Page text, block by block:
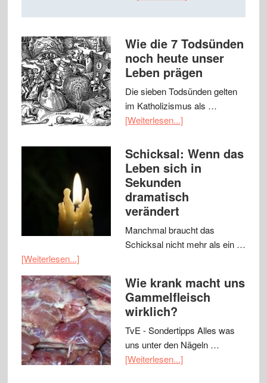
Wie die 7 Todsünden
noch heute unser
Leben prägen
Die sieben Todsünden gelten
im Katholizismus als …
[Weiterlesen...]
Schicksal: Wenn das
Leben sich in
Sekunden
dramatisch
verändert
Manchmal braucht das
Schicksal nicht mehr als ein …
[Weiterlesen...]
Wie krank macht uns
Gammelfleisch
wirklich?
TvE - Sondertipps Alles was
uns unter den Nägeln …
[Weiterlesen...]